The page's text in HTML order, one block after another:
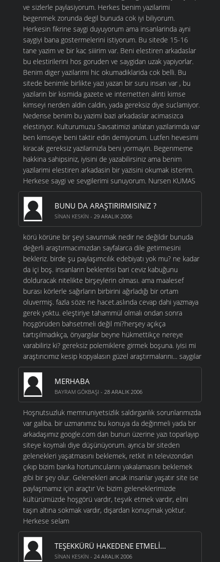
ve sizlerle paylasiyorum. Herkes benim yazilarimi
begenmek zorunda degil bunuda cok iyi biliyorum.
Herkesin fikrine saygi duyuyorum ama insanlarinda ayni
saygiyi bana gostermelerini istiyorum. Bu sitede 15-16
tane yazim ve bir kac siiirim var. Beni elestiren arkadaslar
bu elestirilerini hos goruden ve saygidan uzak yapiyorlar.
Benim diger yazilarimi hic okumadiklarida cok belli. Bu
sitede benimle birlikte yazi yazan bir suru insan var , bu
yazilarin bir kismida gazete ve internetten alinti kimse
kimseyi nerden aldin caldin, yada gereksiz diye suclamiyor.
Nedense benim bu yazimi bazi arkadaslar acimasizca
elestiriyor. Kulturumuzu Savsatimizi anlatan yazilarimda var
ben kimseye beni taktir edin demiyorum. Lutfen hevesimi
kiracak gereksiz yazilarinizla beni yormayin. Begenmeme
hakkina sahipsiniz, iyisini de yazabilirsiniz ama benim
yazilarimi elestiren arkadasin bir yazisini okumak isterim.
Herkese saygi ve sevgilerimi sunuyorum. Nursen KUMAS
BUNU DA ARAŞTIRIRMISINIZ ?
SINAN KESKIN - 29 ARALIK 2006
körü körüne bir şeyi savunmak nedir ne değildir bunuda
değerli araştırmacımızdan sayfalarca dile getirmesini
bekleriz. birde şu paylaşımcılık edebiyatı yok mu? ne kadar
da içi boş. insanların beklentisi bari ceviz kabuğunu
dolduracak nitelikte birşeylerin olması. ama maalesef
burası körlerle sağırların birbirini ağırladığı bir ortam
oluvermiş. fazla söze ne hacet.aslında cevap dahi yazmaya
gerek yoktu. eleştiriye tahammül olmalı ondan sonra
hoşgörüden bahsetmeli değil mi?herşey açıkça
tartışılmadıkça, önyargılar beyne hükmettikçe nereye
varabiliriz ki? gereksiz polemiklere girmek boşuna. iyisi mi
araştırıcımız kesip kopyalasın güzel araştırmalarını... saygılar
MERHABA
BAYRAM GÖKBAŞI - 28 ARALIK 2006
Hoşnutsuzluk memnuniyetsizlik saldırganlık sorunlarımızda
var galiba. bir uzmanımız bu konuya da değinmeli yada bir
arkadaşımız google.com dan bunun üzerine yazı toparlayıp
siteye koymalı diye düşünüyorum. ayrıca bir siteden
gelenekleri yaşatmasını beklemek, retkit in televizondan
çıkıp bizim banka hortumcularını yakalamasını beklemek
gibi bir şey olur. Gelenekleri ancak insanlar yaşatır site ise
paylaşmamız için araçtır Ve bizim geleneklerimizde
kültürümüzde hoşgörü vardır, teşvik etmek vardır, elini
taşın altına sokmak vardır, dışardan konuşmak yoktur.
Herkese selam
TEŞEKKÜRÜ HAKEDENE ETMELI...
SINAN KESKIN - 24 ARALIK 2006